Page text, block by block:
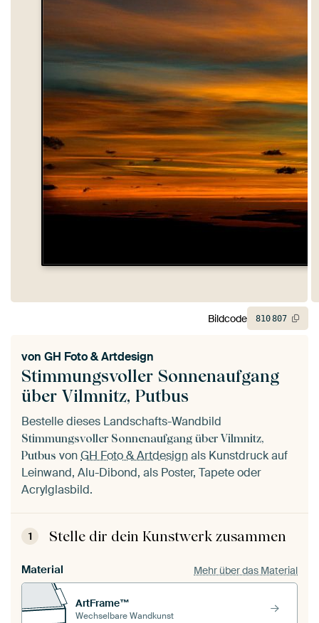
Stimmungsvoller Sonnenaufgang
über Vilmnitz, Putbus
von GH Foto & Artdesign
Bestelle dieses Landschafts-Wandbild
Stimmungsvoller Sonnenaufgang über Vilmnitz,
Putbus vonGH Foto & Artdesignals Kunstdruck auf
Leinwand, Alu-Dibond, als Poster, Tapete oder
Acrylglasbild.
1 Stelle dir dein Kunstwerk zusammen
Material Mehr über das Material
ArtFrame™
Wechselbare Wandkunst
Bildcode 810807